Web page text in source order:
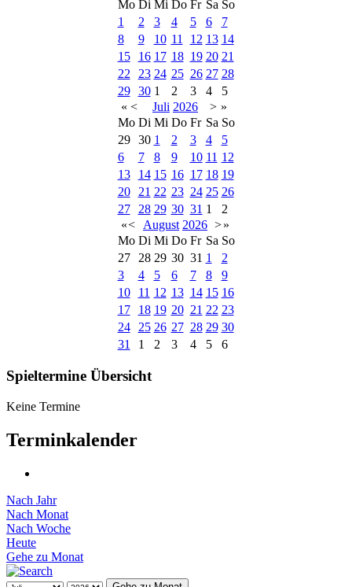
Mo Di Mi Do Fr Sa So
1
2 3 4 5 6
7
8
9 10 11 12 13 14
15
16 17 18 19 20 21
22
23 24 25 26 27 28
29
30 1 2 3 4
5
« < Juli 2026 > »
Mo Di Mi Do Fr Sa So
29
30 1 2 3 4
5
6
7 8 9 10 11 12
13
14 15 16 17 18 19
20
21 22 23 24 25 26
27
28 29 30 31 1
2
«< August 2026 >»
Mo Di Mi Do Fr Sa So
27
28 29 30 31 1
2
3
4 5 6 7 8
9
10
11 12 13 14 15 16
17
18 19 20 21 22 23
24
25 26 27 28 29 30
31
1 2 3 4 5 6
Spieltermine Übersicht
Keine Termine
Terminkalender
Nach Jahr
Nach Monat
Nach Woche
Heute
Gehe zu Monat